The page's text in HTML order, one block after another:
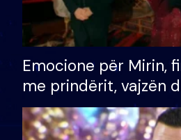
Emocione për Mirin,
me prindërit, vajzën
bashkëshorten:
divorci apo jo?